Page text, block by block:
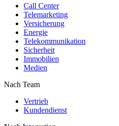
Call Center
Telemarketing
Versicherung
Energie
Telekommunikation
Sicherheit
Immobilien
Medien
Nach Team
Vertrieb
Kundendienst